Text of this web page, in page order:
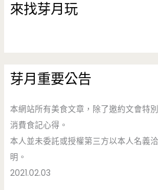
來找芽月玩
芽月重要公告
本網站所有美食文章，除了邀約文會特
消費食記心得。
本人並未委託或授權第三方以本人名義
明。
2021.02.03